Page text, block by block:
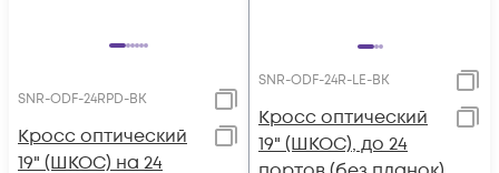
SNR-ODF-24RPD-BK
Кросс оптический
19" (ШКОС) на 24
SNR-ODF-24R-LE-BK
Кросс оптический
19" (ШКОС), до 24